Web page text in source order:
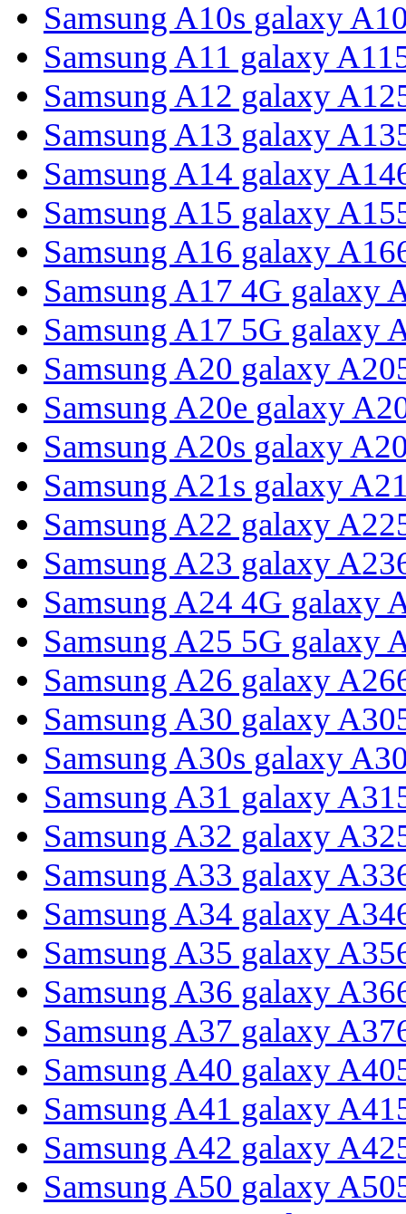
Samsung A10s galaxy
Samsung A11 galaxy
Samsung A12 galaxy
Samsung A13 galaxy
Samsung A14 galaxy
Samsung A15 galaxy
Samsung A16 galaxy
Samsung A17 4G galaxy
Samsung A17 5G galaxy
Samsung A20 galaxy
Samsung A20e galaxy
Samsung A20s galaxy
Samsung A21s galaxy
Samsung A22 galaxy
Samsung A23 galaxy
Samsung A24 4G galaxy
Samsung A25 5G galaxy
Samsung A26 galaxy
Samsung A30 galaxy
Samsung A30s galaxy
Samsung A31 galaxy
Samsung A32 galaxy
Samsung A33 galaxy
Samsung A34 galaxy
Samsung A35 galaxy
Samsung A36 galaxy
Samsung A37 galaxy
Samsung A40 galaxy
Samsung A41 galaxy
Samsung A42 galaxy
Samsung A50 galaxy